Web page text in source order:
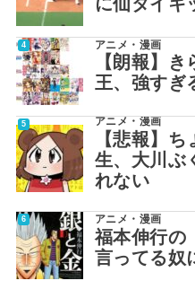
アニメ・漫画
【朗報】
王、強すぎ
アニメ・漫画
【悲報】
生、大川ぶ
れない
アニメ・漫画
福本伸行の
言ってる奴